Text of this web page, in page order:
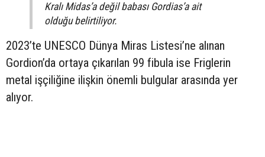
Kralı Midas’a değil babası Gordias’a ait
olduğu belirtiliyor.
2023’te UNESCO Dünya Miras Listesi’ne alınan
Gordion’da ortaya çıkarılan 99 fibula ise Friglerin
metal işçiliğine ilişkin önemli bulgular arasında yer
alıyor.